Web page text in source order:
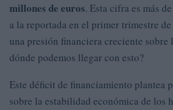
millones de euros. Esta cifra es más
a la reportada en el primer trimestre
una presión financiera creciente sobre
dónde podemos llegar con esto?
Este déficit de financiamiento plantea
sobre la estabilidad económica de los